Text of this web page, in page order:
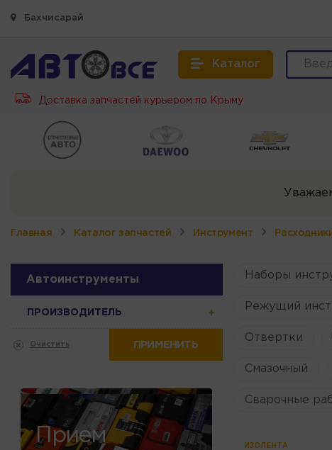
Бахчисарай
Каталог
Доставка запчастей курьером по Крыму
Главная Каталог запчастей Инструмент
Автоинструменты
ПРОИЗВОДИТЕЛЬ
Очистить ПРИМЕНИТЬ
Прием
Наборы
Режущий
Отвертки
Смазочный
Сварочные
ИЗОЛЕНТА